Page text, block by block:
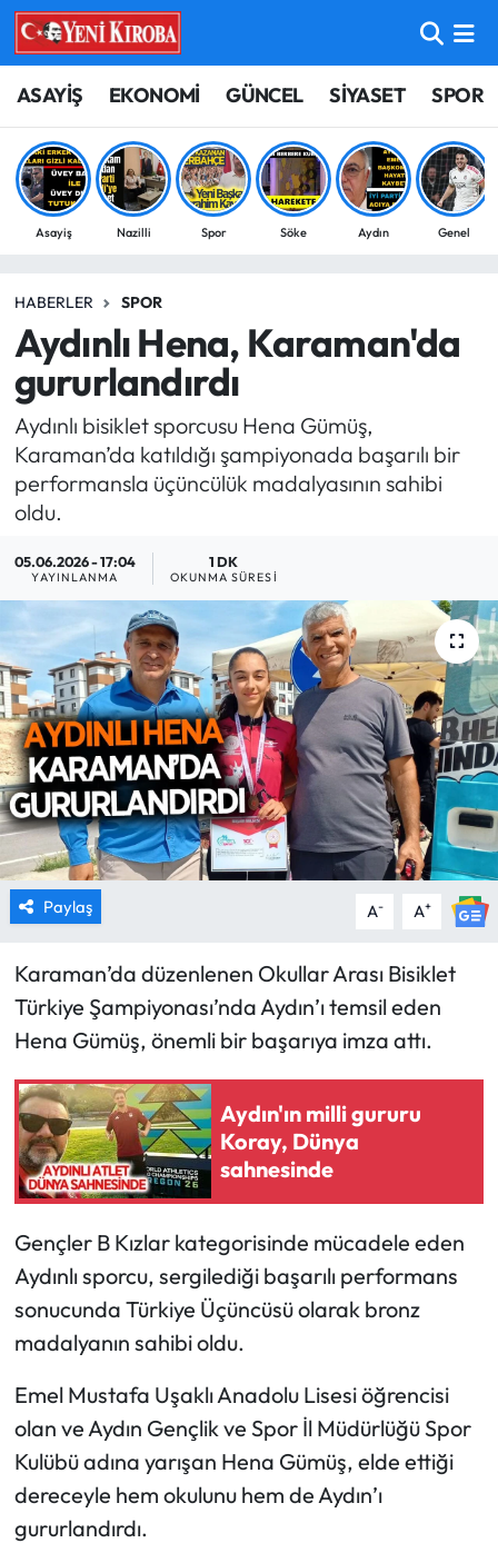
ASAYİŞ EKONOMİ GÜNCEL SİYASET SPOR
Asayiş Nazilli Spor Söke Aydın Genel
HABERLER SPOR
Aydınlı Hena, Karaman'da
gururlandırdı
Aydınlı bisiklet sporcusu Hena Gümüş,
Karaman’da katıldığı şampiyonada başarılı bir
performansla üçüncülük madalyasının sahibi
oldu.
05.06.2026 - 17:04
YAYINLANMA
1 DK
OKUNMA SÜRESI
Paylaş A- A+
Karaman’da düzenlenen Okullar Arası Bisiklet
Türkiye Şampiyonası’nda Aydın’ı temsil eden
Hena Gümüş, önemli bir başarıya imza attı.
Aydın'ın milli gururu
Koray, Dünya
sahnesinde
Gençler B Kızlar kategorisinde mücadele eden
Aydınlı sporcu, sergilediği başarılı performans
sonucunda Türkiye Üçüncüsü olarak bronz
madalyanın sahibi oldu.
Emel Mustafa Uşaklı Anadolu Lisesi öğrencisi
olan ve Aydın Gençlik ve Spor İl Müdürlüğü Spor
Kulübü adına yarışan Hena Gümüş, elde ettiği
dereceyle hem okulunu hem de Aydın’ı
gururlandırdı.
ASAYİŞ
BİLİM-TEKNOLOJİ
ÇEVRE
EĞİTİM
EKONOMİ
GÜNCEL
GÜNDEM
SİYASET
SPOR
TARIM
TURİZM
YAŞAM
Aydın Nöbetçi Eczaneler
Aydın Hava Durumu
Aydin Namaz Vakitleri
Süper Lig Puan Durumu ve Fikstür
Tüm Manşetler
Son Dakika Haberleri
Haber Arşivi